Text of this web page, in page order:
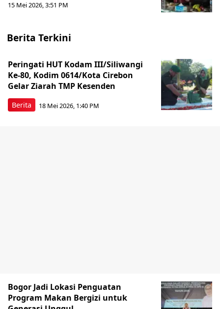
15 Mei 2026, 3:51 PM
Berita Terkini
Berita
Peringati HUT Kodam III/Siliwangi
Ke-80, Kodim 0614/Kota Cirebon
Gelar Ziarah TMP Kesenden
18 Mei 2026, 1:40 PM
Bogor Jadi Lokasi Penguatan
Program Makan Bergizi untuk